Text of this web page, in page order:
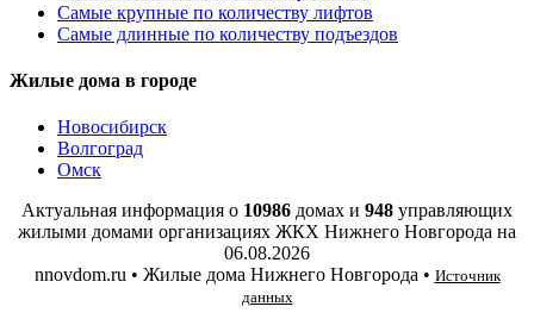
Самые крупные по количеству лифтов
Самые длинные по количеству подъездов
Жилые дома в городе
Новосибирск
Волгоград
Омск
Актуальная информация о 10986 домах и 948 управляющих
жилыми домами организациях ЖКХ Нижнего Новгорода на
06.08.2026
nnovdom.ru • Жилые дома Нижнего Новгорода • Источник
данных